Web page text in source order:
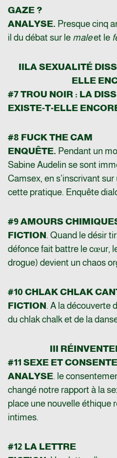
GAZE ?
ANALYSE. Presque cinq
il du débat sur le maleet le
IILA SEXUALITÉ
ELLE
#7 TROU NOIR : LA
EXISTE-T-ELLE
#8 FUCK THE CAM
ENQUÊTE. Pendant un
Sabine Audelin se sont
Camsex, en s’inscrivant
cette pratique. Enquête
#9 AMOURS
FICTION. Quand le désir
défonce fait battre le cœur,
drogue) devient un chaos
#10 CHLAK CHLAK
FICTION. A la découverte
du chlak chalk et de la
III
#11 SEXE ET
ANALYSE. le
changé notre rapport à la
place une nouvelle éthique
intimes.
#12 LA LETTRE